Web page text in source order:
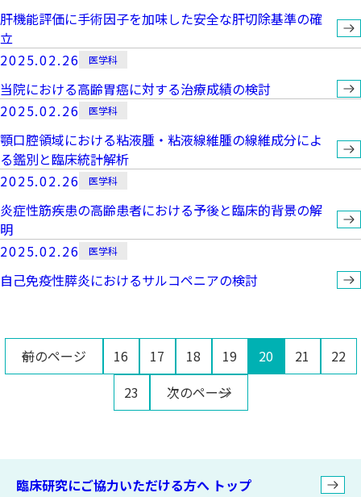
肝機能評価に手術因子を加味した安全な肝切除基準の確
立
2025.02.26
医学科
当院における高齢胃癌に対する治療成績の検討
2025.02.26
医学科
顎口腔領域における粘液腫・粘液線維腫の線維成分によ
る鑑別と臨床統計解析
2025.02.26
医学科
炎症性筋疾患の高齢患者における予後と臨床的背景の解
明
2025.02.26
医学科
自己免疫性膵炎におけるサルコペニアの検討
前のページ 16 17 18 19 20 21
22
23
次のページ
臨床研究にご協力いただける方へ トップ